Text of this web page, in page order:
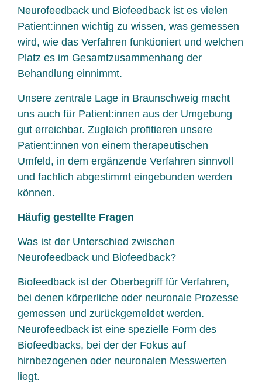
Neurofeedback und Biofeedback ist es vielen
Patient:innen wichtig zu wissen, was gemessen
wird, wie das Verfahren funktioniert und welchen
Platz es im Gesamtzusammenhang der
Behandlung einnimmt.
Unsere zentrale Lage in Braunschweig macht
uns auch für Patient:innen aus der Umgebung
gut erreichbar. Zugleich profitieren unsere
Patient:innen von einem therapeutischen
Umfeld, in dem ergänzende Verfahren sinnvoll
und fachlich abgestimmt eingebunden werden
können.
Häufig gestellte Fragen
Was ist der Unterschied zwischen
Neurofeedback und Biofeedback?
Biofeedback ist der Oberbegriff für Verfahren,
bei denen körperliche oder neuronale Prozesse
gemessen und zurückgemeldet werden.
Neurofeedback ist eine spezielle Form des
Biofeedbacks, bei der der Fokus auf
hirnbezogenen oder neuronalen Messwerten
liegt.